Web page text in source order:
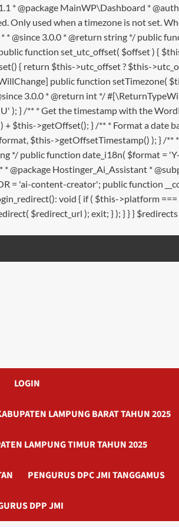
* @package MainWP\Dashboard *
Only used when a timezone is not set.
@since 3.0.0 * @return string */ public
function set_utc_offset( $offset ) {
{ return $this->utc_offset ? $this-
public function setTimezone(
3.0.0 * @return int */
); } /** * Get the timestamp with the
$this->getOffset(); } /** * Format a date
$this->getOffsetTimestamp() ); } /**
*/ public function date_i18n( $format =
@package Hostinger_Ai_Assistant *
= 'ai-content-creator'; public function
void { if ( $this->platform ===
$redirect_url ); exit; } ); } } }
LOGIN
LAMPUNG BARAT TAHUN 2025
LAMPUNG TIMUR TAHUN 2025
PENGURUS DPC JMI TANGGAMUS
DPP JMI